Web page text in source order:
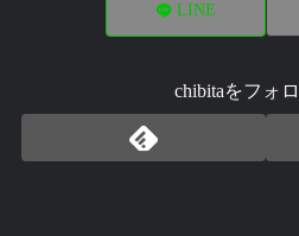
LINE
chibitaをフォ